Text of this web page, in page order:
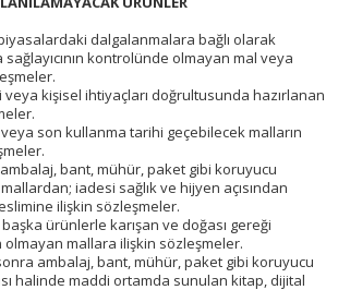
dalgalanmalara bağlı olarak
sağlayıcının kontrolünde olmayan mal veya
kişisel ihtiyaçları doğrultusunda hazırlanan
son kullanma tarihi geçebilecek malların
bant, mühür, paket gibi koruyucu
iadesi sağlık ve hijyen açısından
ilişkin sözleşmeler.
ürünlerle karışan ve doğası gereği
olmayan mallara ilişkin sözleşmeler.
ambalaj, bant, mühür, paket gibi koruyucu
halinde maddi ortamda sunulan kitap, dijital